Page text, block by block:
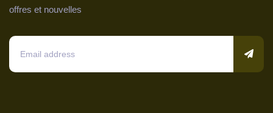
offres et nouvelles